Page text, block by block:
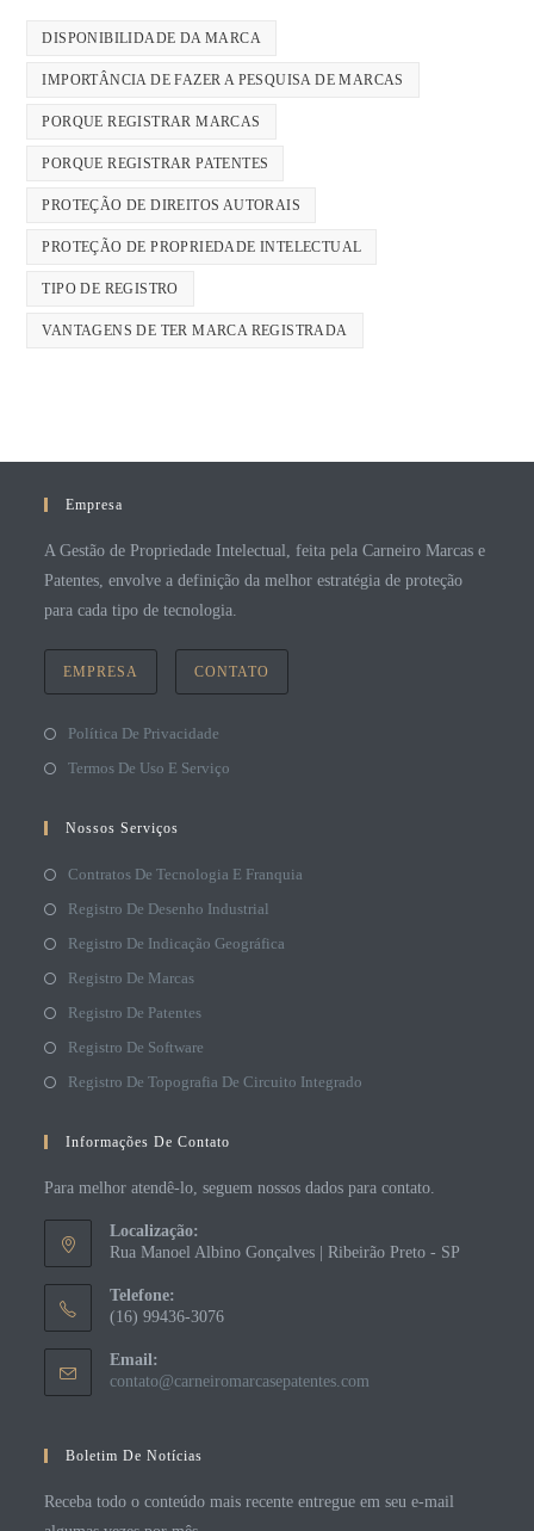
DISPONIBILIDADE DA MARCA
IMPORTÂNCIA DE FAZER A PESQUISA DE MARCAS
PORQUE REGISTRAR MARCAS
PORQUE REGISTRAR PATENTES
PROTEÇÃO DE DIREITOS AUTORAIS
PROTEÇÃO DE PROPRIEDADE INTELECTUAL
TIPO DE REGISTRO
VANTAGENS DE TER MARCA REGISTRADA
Empresa
A Gestão de Propriedade Intelectual, feita pela Carneiro Marcas e
Patentes, envolve a definição da melhor estratégia de proteção
para cada tipo de tecnologia.
EMPRESA CONTATO
Política De Privacidade
Termos De Uso E Serviço
Nossos Serviços
Contratos De Tecnologia E Franquia
Registro De Desenho Industrial
Registro De Indicação Geográfica
Registro De Marcas
Registro De Patentes
Registro De Software
Registro De Topografia De Circuito Integrado
Informações De Contato
Para melhor atendê-lo, seguem nossos dados para contato.
Localização:
Rua Manoel Albino Gonçalves | Ribeirão Preto - SP
Telefone:
(16) 99436-3076
Email:
contato@carneiromarcasepatentes.com
Boletim De Notícias
Receba todo o conteúdo mais recente entregue em seu e-mail